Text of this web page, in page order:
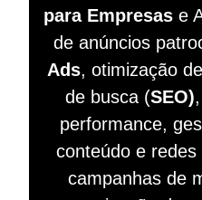
para Empresas e
de anúncios
Ads, otimização
de busca (SEO)
performance,
conteúdo e
campanhas de